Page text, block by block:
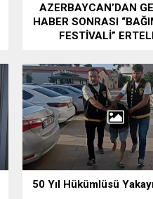
AZERBAYCAN’DAN
HABER SONRASI
FESTİVALİ”
50 Yıl Hükümlüsü